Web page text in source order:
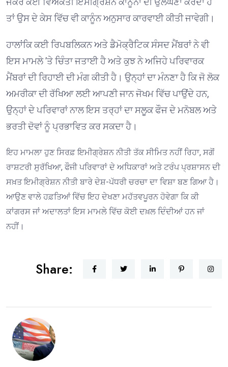
ਤਾਂ ਉਸ ਦੇ ਕੇਸ ਵਿੱਚ ਵੀ ਕਾਨੂੰਨ ਅਨੁਸਾਰ ਕਾਰਵਾਈ ਕੀਤੀ ਜਾਵੇਗੀ। ⁠
ਹਾਲਾਂਕਿ ਕਈ ਰਿਪਬਲਿਕਨ ਅਤੇ ਡੈਮੋਕ੍ਰੈਟਿਕ ਸੰਸਦ ਮੈਂਬਰਾਂ ਨੇ ਵੀ
ਇਸ ਮਾਮਲੇ ’ਤੇ ਚਿੰਤਾ ਜਤਾਈ ਹੈ ਅਤੇ ਕੁਝ ਨੇ ਅਜਿਹੇ ਪਰਿਵਾਰਕ
ਮੈਂਬਰਾਂ ਦੀ ਰਿਹਾਈ ਦੀ ਮੰਗ ਕੀਤੀ ਹੈ। ਉਨ੍ਹਾਂ ਦਾ ਮੰਨਣਾ ਹੈ ਕਿ ਜੋ ਲੋਕ
ਅਮਰੀਕਾ ਦੀ ਰੱਖਿਆ ਲਈ ਆਪਣੀ ਜਾਨ ਜੋਖਮ ਵਿੱਚ ਪਾਉਂਦੇ ਹਨ,
ਉਨ੍ਹਾਂ ਦੇ ਪਰਿਵਾਰਾਂ ਨਾਲ ਇਸ ਤਰ੍ਹਾਂ ਦਾ ਸਲੂਕ ਫੌਜ ਦੇ ਮਨੋਬਲ ਅਤੇ
ਭਰਤੀ ਦੋਵਾਂ ਨੂੰ ਪ੍ਰਭਾਵਿਤ ਕਰ ਸਕਦਾ ਹੈ। ⁠
ਇਹ ਮਾਮਲਾ ਹੁਣ ਸਿਰਫ਼ ਇਮੀਗ੍ਰੇਸ਼ਨ ਨੀਤੀ ਤੱਕ ਸੀਮਿਤ ਨਹੀਂ ਰਿਹਾ, ਸਗੋਂ
ਰਾਸ਼ਟਰੀ ਸੁਰੱਖਿਆ, ਫੌਜੀ ਪਰਿਵਾਰਾਂ ਦੇ ਅਧਿਕਾਰਾਂ ਅਤੇ ਟਰੰਪ ਪ੍ਰਸ਼ਾਸਨ ਦੀ
ਸਖ਼ਤ ਇਮੀਗ੍ਰੇਸ਼ਨ ਨੀਤੀ ਬਾਰੇ ਦੇਸ਼-ਪੱਧਰੀ ਚਰਚਾ ਦਾ ਵਿਸ਼ਾ ਬਣ ਗਿਆ ਹੈ।
ਆਉਣ ਵਾਲੇ ਹਫ਼ਤਿਆਂ ਵਿੱਚ ਇਹ ਦੇਖਣਾ ਮਹੱਤਵਪੂਰਨ ਹੋਵੇਗਾ ਕਿ ਕੀ
ਕਾਂਗਰਸ ਜਾਂ ਅਦਾਲਤਾਂ ਇਸ ਮਾਮਲੇ ਵਿੱਚ ਕੋਈ ਦਖ਼ਲ ਦਿੰਦੀਆਂ ਹਨ ਜਾਂ
ਨਹੀਂ।
Share: